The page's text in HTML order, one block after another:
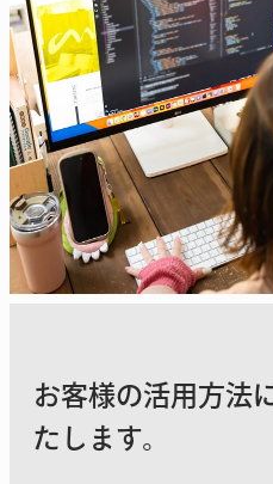
お客様の活用方法
たします。